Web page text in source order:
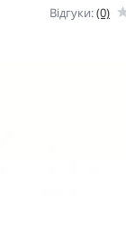
Відгуки:(0)